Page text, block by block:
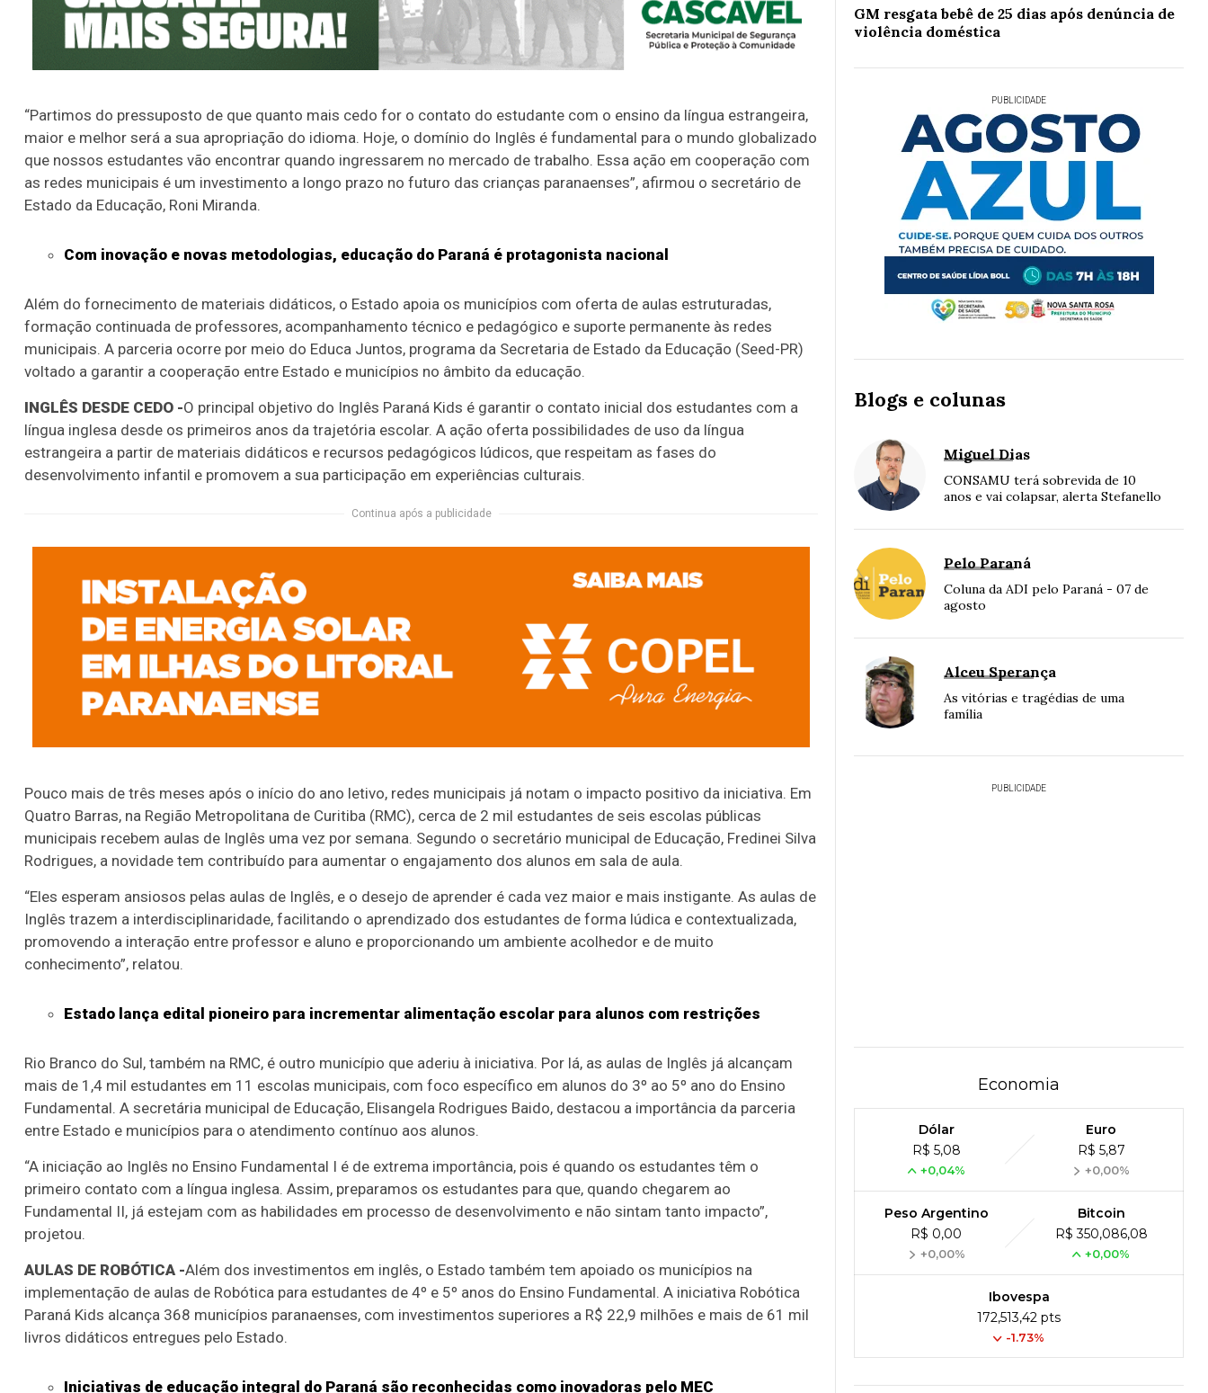
“Partimos do pressuposto de que quanto mais cedo for o contato do estudante com o ensino da língua estrangeira,
maior e melhor será a sua apropriação do idioma. Hoje, o domínio do Inglês é fundamental para o mundo globalizado
que nossos estudantes vão encontrar quando ingressarem no mercado de trabalho. Essa ação em cooperação com
as redes municipais é um investimento a longo prazo no futuro das crianças paranaenses”, afirmou o secretário de
Estado da Educação, Roni Miranda.
Com inovação e novas metodologias, educação do Paraná é protagonista nacional
Além do fornecimento de materiais didáticos, o Estado apoia os municípios com oferta de aulas estruturadas,
formação continuada de professores, acompanhamento técnico e pedagógico e suporte permanente às redes
municipais. A parceria ocorre por meio do Educa Juntos, programa da Secretaria de Estado da Educação (Seed-PR)
voltado a garantir a cooperação entre Estado e municípios no âmbito da educação.
INGLÊS DESDE CEDO -O principal objetivo do Inglês Paraná Kids é garantir o contato inicial dos estudantes com a
língua inglesa desde os primeiros anos da trajetória escolar. A ação oferta possibilidades de uso da língua
estrangeira a partir de materiais didáticos e recursos pedagógicos lúdicos, que respeitam as fases do
desenvolvimento infantil e promovem a sua participação em experiências culturais.
Continua após a publicidade
Pouco mais de três meses após o início do ano letivo, redes municipais já notam o impacto positivo da iniciativa. Em
Quatro Barras, na Região Metropolitana de Curitiba (RMC), cerca de 2 mil estudantes de seis escolas públicas
municipais recebem aulas de Inglês uma vez por semana. Segundo o secretário municipal de Educação, Fredinei Silva
Rodrigues, a novidade tem contribuído para aumentar o engajamento dos alunos em sala de aula.
“Eles esperam ansiosos pelas aulas de Inglês, e o desejo de aprender é cada vez maior e mais instigante. As aulas de
Inglês trazem a interdisciplinaridade, facilitando o aprendizado dos estudantes de forma lúdica e contextualizada,
promovendo a interação entre professor e aluno e proporcionando um ambiente acolhedor e de muito
conhecimento”, relatou.
Estado lança edital pioneiro para incrementar alimentação escolar para alunos com restrições
Rio Branco do Sul, também na RMC, é outro município que aderiu à iniciativa. Por lá, as aulas de Inglês já alcançam
mais de 1,4 mil estudantes em 11 escolas municipais, com foco específico em alunos do 3º ao 5º ano do Ensino
Fundamental. A secretária municipal de Educação, Elisangela Rodrigues Baido, destacou a importância da parceria
entre Estado e municípios para o atendimento contínuo aos alunos.
“A iniciação ao Inglês no Ensino Fundamental I é de extrema importância, pois é quando os estudantes têm o
primeiro contato com a língua inglesa. Assim, preparamos os estudantes para que, quando chegarem ao
Fundamental II, já estejam com as habilidades em processo de desenvolvimento e não sintam tanto impacto”,
projetou.
AULAS DE ROBÓTICA -Além dos investimentos em inglês, o Estado também tem apoiado os municípios na
implementação de aulas de Robótica para estudantes de 4º e 5º anos do Ensino Fundamental. A iniciativa Robótica
Paraná Kids alcança 368 municípios paranaenses, com investimentos superiores a R$ 22,9 milhões e mais de 61 mil
livros didáticos entregues pelo Estado.
Iniciativas de educação integral do Paraná são reconhecidas como inovadoras pelo MEC
GM resgata bebê de 25 dias após denúncia de
violência doméstica
PUBLICIDADE
Blogs e colunas
Miguel Dias
CONSAMU terá sobrevida de 10
anos e vai colapsar, alerta Stefanello
Pelo Paraná
Coluna da ADI pelo Paraná - 07 de
agosto
Alceu Sperança
As vitórias e tragédias de uma
família
PUBLICIDADE
Economia
Dólar
R$ 5,08
+0,04%
Euro
R$ 5,87
+0,00%
Peso Argentino
R$ 0,00
+0,00%
Bitcoin
R$ 350,086,08
+0,00%
Ibovespa
172,513,42 pts
-1.73%